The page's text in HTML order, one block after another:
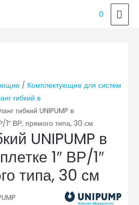
0
/ Комплектующие для систем
гибкий в
гибкий UNIPUMP в
1″ ВР, прямого типа, 30 см
UNIPUMP в
1″ ВР/1″
типа, 30 см